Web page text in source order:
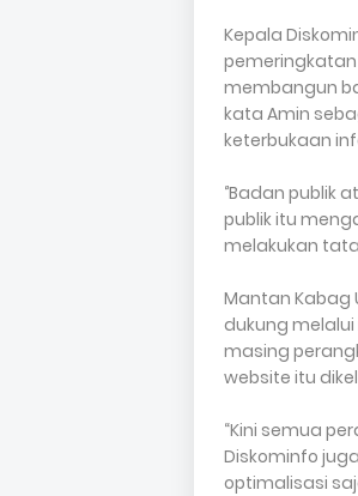
Kepala
membangun
kata Amin
keterbukaan
‘’Badan
publik itu
melakukan
Mantan Kabag
dukung
masing
website itu
“Kini semua
Diskominfo
optimalisasi